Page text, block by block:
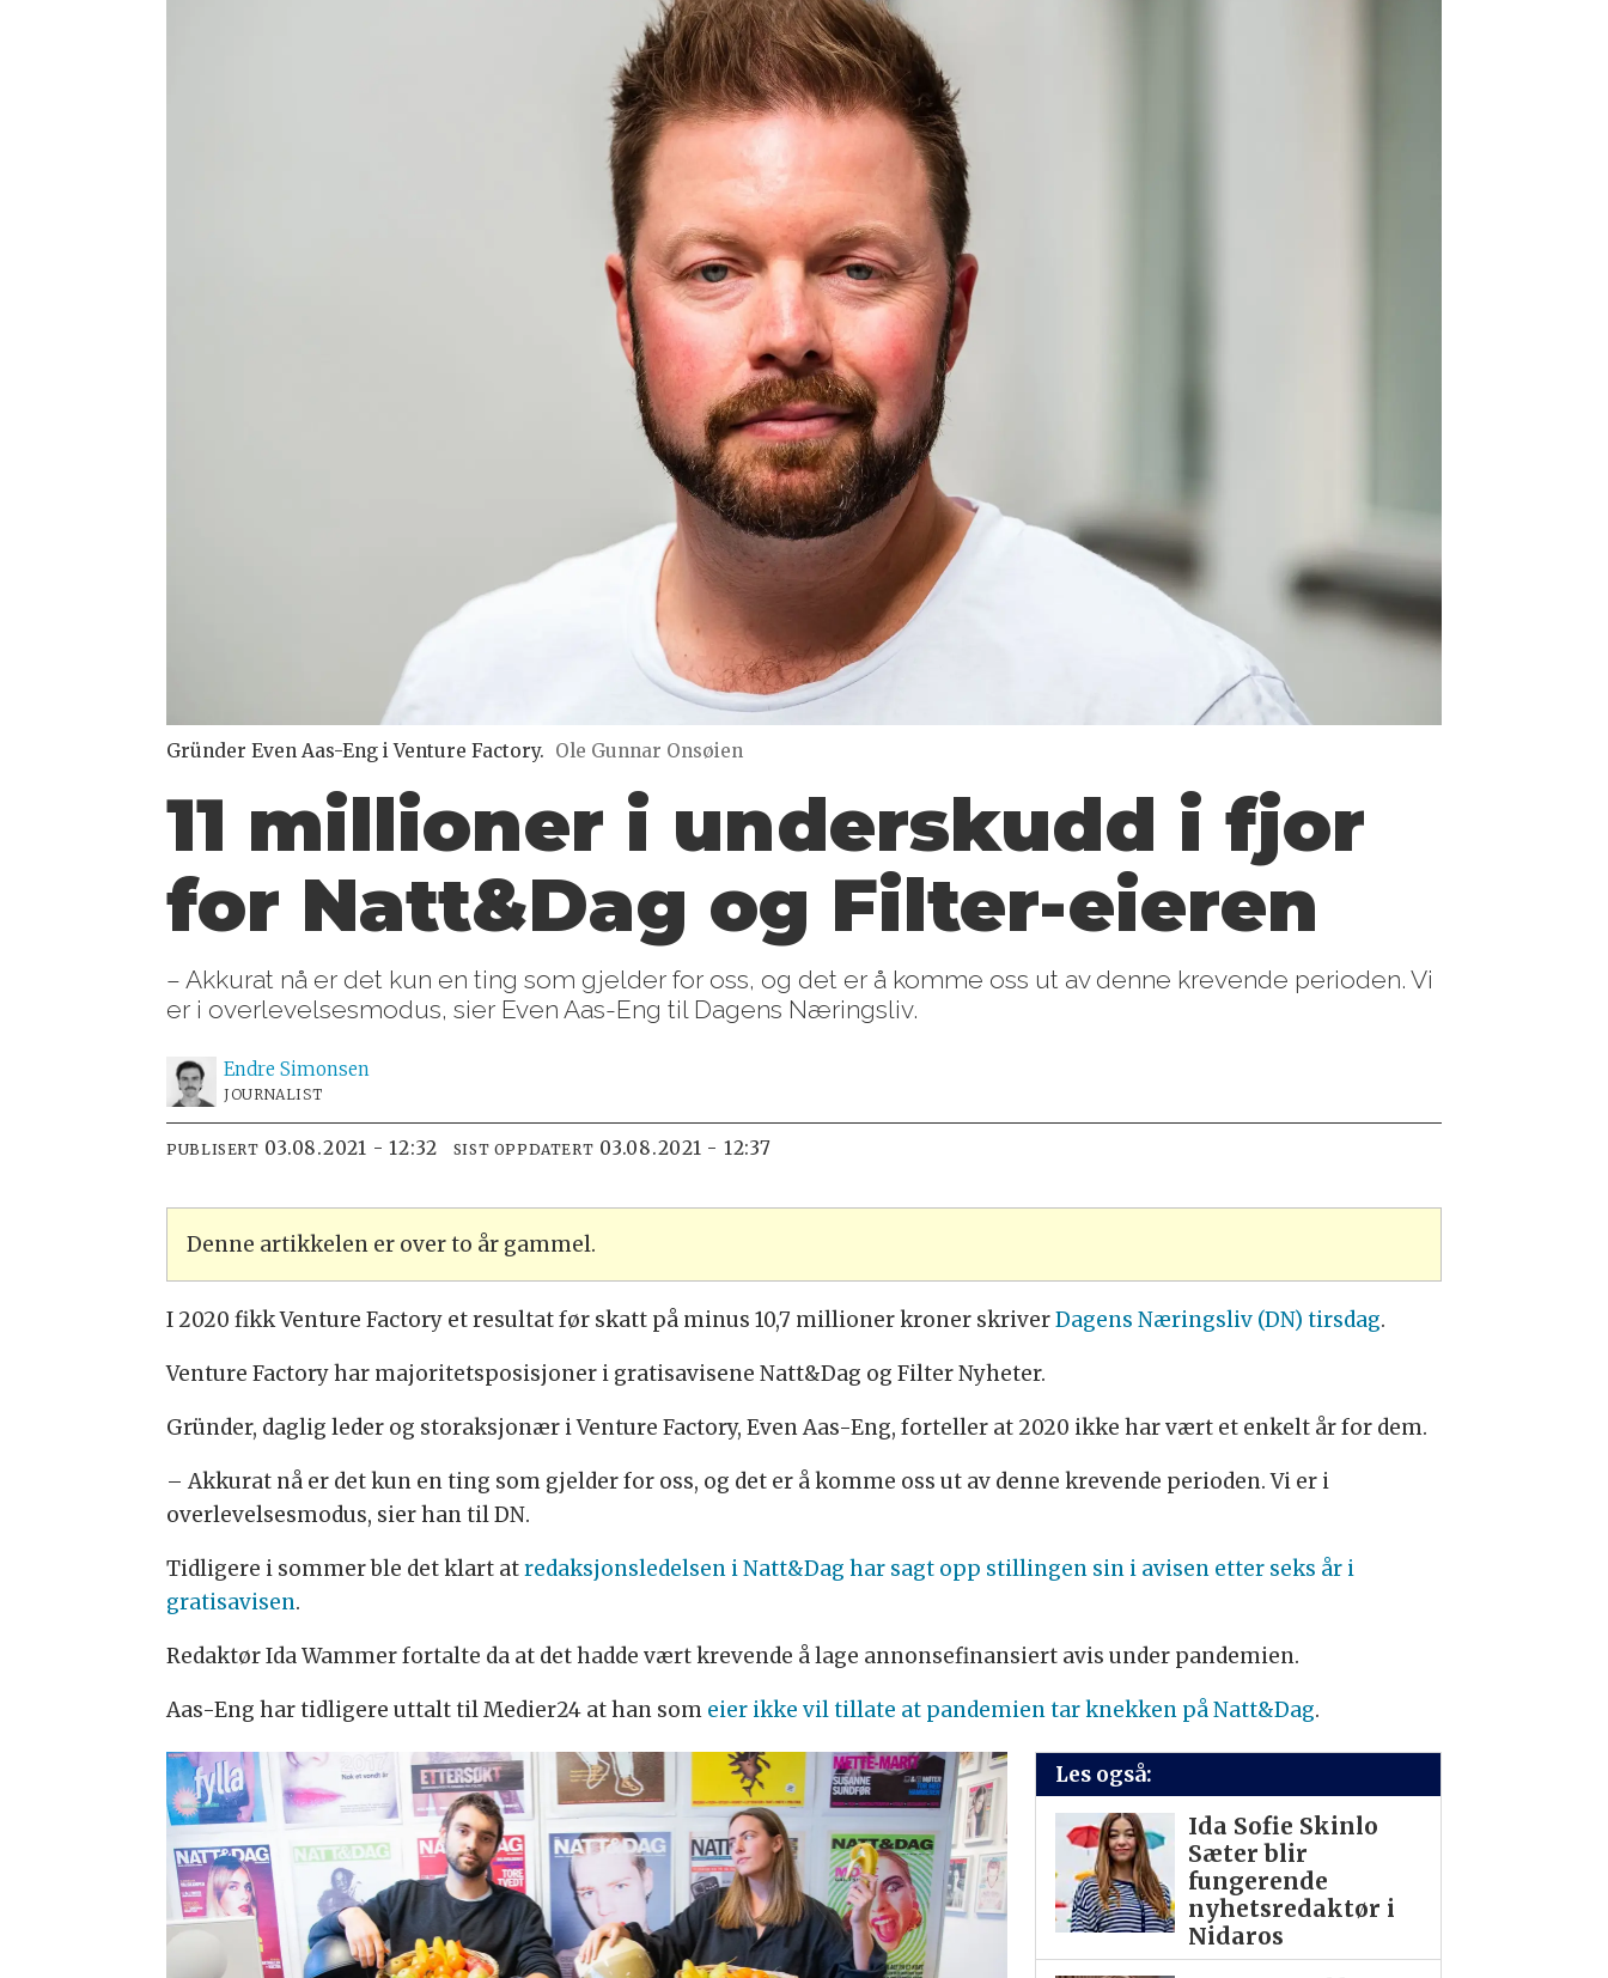
Gründer Even Aas-Eng i Venture Factory. Ole Gunnar Onsøien
11 millioner i underskudd i fjor
for Natt&Dag og Filter-eieren
– Akkurat nå er det kun en ting som gjelder for oss, og det er å komme oss ut av denne krevende perioden. Vi
er i overlevelsesmodus, sier Even Aas-Eng til Dagens Næringsliv.
Endre Simonsen
JOURNALIST
PUBLISERT 03.08.2021 - 12:32 SIST OPPDATERT 03.08.2021 - 12:37
Denne artikkelen er over to år gammel.
I 2020 fikk Venture Factory et resultat før skatt på minus 10,7 millioner kroner skriverDagens Næringsliv (DN) tirsdag.
Venture Factory har majoritetsposisjoner i gratisavisene Natt&Dag og Filter Nyheter.
Gründer, daglig leder og storaksjonær i Venture Factory, Even Aas-Eng, forteller at 2020 ikke har vært et enkelt år for dem.
– Akkurat nå er det kun en ting som gjelder for oss, og det er å komme oss ut av denne krevende perioden. Vi er i
overlevelsesmodus, sier han til DN.
Tidligere i sommer ble det klart atredaksjonsledelsen i Natt&Dag har sagt opp stillingen sin i avisen etter seks år i
gratisavisen.
Redaktør Ida Wammer fortalte da at det hadde vært krevende å lage annonsefinansiert avis under pandemien.
Aas-Eng har tidligere uttalt til Medier24 at han som eier ikke vil tillate at pandemien tar knekken på Natt&Dag.
Les også:
Ida Sofie Skinlo
Sæter blir
fungerende
nyhetsredaktør i
Nidaros